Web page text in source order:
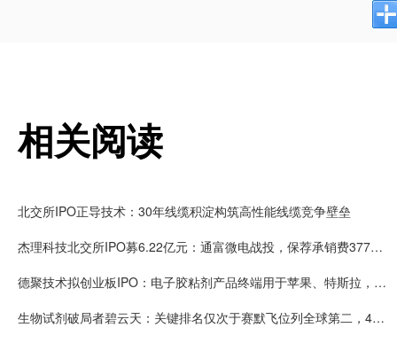
相关阅读
北交所IPO正导技术：30年线缆积淀构筑高性能线缆竞争壁垒
杰理科技北交所IPO募6.22亿元：通富微电战投，保荐承销费3774万元，保代业敬轩、李鸿仁或可拿奖金
德聚技术拟创业板IPO：电子胶粘剂产品终端用于苹果、特斯拉，高端技术可媲美汉高、陶氏化学等巨头
生物试剂破局者碧云天：关键排名仅次于赛默飞位列全球第二，4700余篇CNS及子刊论文标注使用公司产品